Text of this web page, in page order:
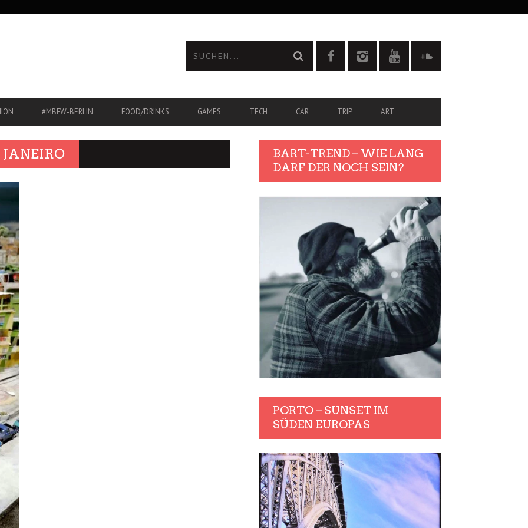
#MBFW-BERLIN FOOD/DRINKS GAMES TECH CAR TRIP ART
BART-TREND – WIE LANG
DARF DER NOCH SEIN?
PORTO – SUNSET IM
SÜDEN EUROPAS